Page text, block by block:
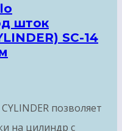
шток
SC-14
позволяет
на цилиндр с